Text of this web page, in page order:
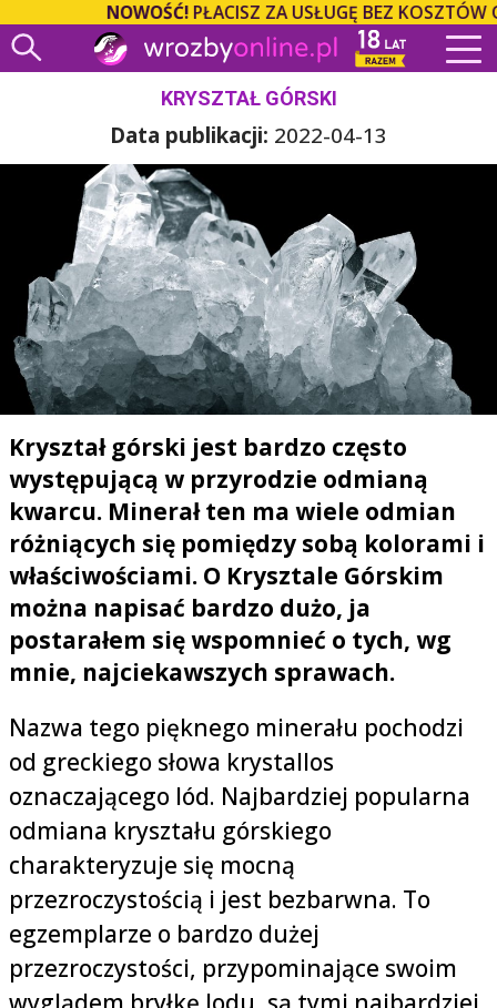
NOWOŚĆ!PŁACISZ ZA USŁUGĘ BEZ KOSZTÓW
KRYSZTAŁ GÓRSKI
Data publikacji: 2022-04-13
Kryształ górski jest bardzo często
występującą w przyrodzie odmianą
kwarcu. Minerał ten ma wiele odmian
różniących się pomiędzy sobą kolorami i
właściwościami. O Krysztale Górskim
można napisać bardzo dużo, ja
postarałem się wspomnieć o tych, wg
mnie, najciekawszych sprawach.
Nazwa tego pięknego minerału pochodzi
od greckiego słowa krystallos
oznaczającego lód. Najbardziej popularna
odmiana kryształu górskiego
charakteryzuje się mocną
przezroczystością i jest bezbarwna. To
egzemplarze o bardzo dużej
przezroczystości, przypominające swoim